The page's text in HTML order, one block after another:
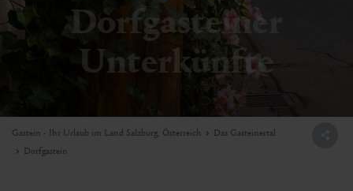
Dorfgasteiner
Unterkünfte
Gastein - Ihr Urlaub im Land Salzburg, Österreich
Das Gasteinertal
Dorfgastein